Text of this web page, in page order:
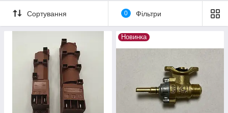
Сортування 0 Фільтри
Новинка